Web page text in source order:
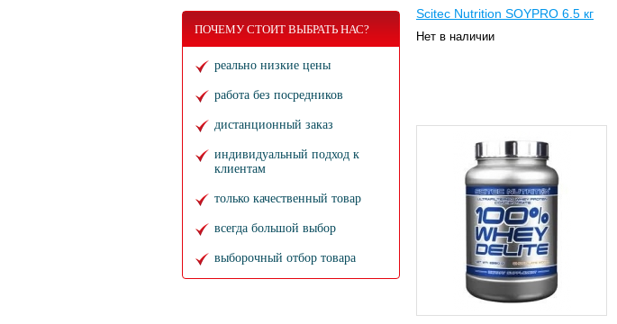
Scitec Nutrition SOYPRO 6.5 кг
Нет в наличии
ПОЧЕМУ СТОИТ ВЫБРАТЬ НАС?
реально низкие цены
работа без посредников
дистанционный заказ
индивидуальный подход к
клиентам
только качественный товар
всегда большой выбор
выборочный отбор товара